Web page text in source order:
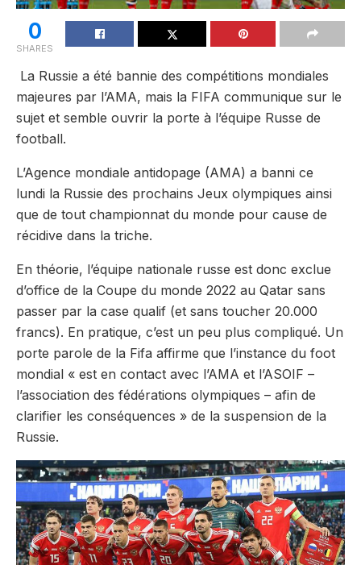
0
SHARES
La Russie a été bannie des compétitions mondiales
majeures par l’AMA, mais la FIFA communique sur le
sujet et semble ouvrir la porte à l’équipe Russe de
football.
L’Agence mondiale antidopage (AMA) a banni ce
lundi la Russie des prochains Jeux olympiques ainsi
que de tout championnat du monde pour cause de
récidive dans la triche.
En théorie, l’équipe nationale russe est donc exclue
d’office de la Coupe du monde 2022 au Qatar sans
passer par la case qualif (et sans toucher 20.000
francs). En pratique, c’est un peu plus compliqué. Un
porte parole de la Fifa affirme que l’instance du foot
mondial « est en contact avec l’AMA et l’ASOIF –
l’association des fédérations olympiques – afin de
clarifier les conséquences » de la suspension de la
Russie.